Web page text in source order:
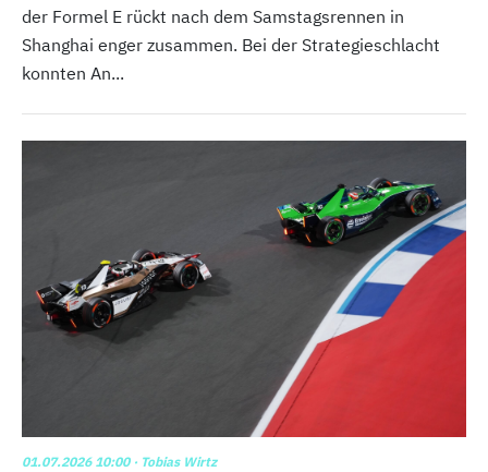
der Formel E rückt nach dem Samstagsrennen in
Shanghai enger zusammen. Bei der Strategieschlacht
konnten An...
01.07.2026 10:00· Tobias Wirtz